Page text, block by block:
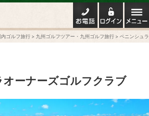
ゴルフ旅行 九州ゴルフツアー・九州ゴルフ旅行 ペニンシュ
ーナーズゴルフクラブ